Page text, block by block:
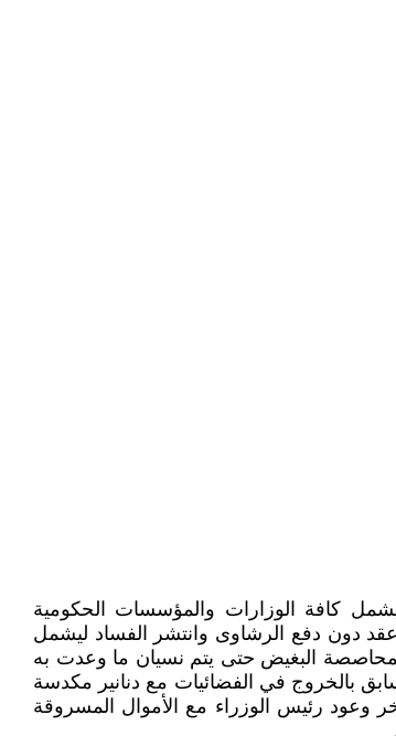
كافة الوزارات والمؤسسات الحكومية
دون دفع الرشاوى وانتشر الفساد ليشمل
البغيض حتى يتم نسيان ما وعدت به
بالخروج في الفضائيات مع دنانير مكدسة
وعود رئيس الوزراء مع الأموال المسروقة